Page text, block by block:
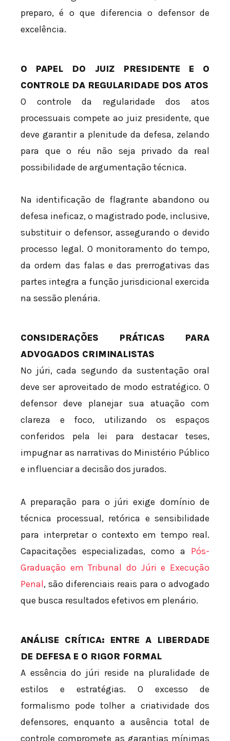
preparo, é o que diferencia o defensor de
excelência.
O PAPEL DO JUIZ PRESIDENTE E O
CONTROLE DA REGULARIDADE DOS ATOS
O controle da regularidade dos atos
processuais compete ao juiz presidente, que
deve garantir a plenitude da defesa, zelando
para que o réu não seja privado da real
possibilidade de argumentação técnica.
Na identificação de flagrante abandono ou
defesa ineficaz, o magistrado pode, inclusive,
substituir o defensor, assegurando o devido
processo legal. O monitoramento do tempo,
da ordem das falas e das prerrogativas das
partes integra a função jurisdicional exercida
na sessão plenária.
CONSIDERAÇÕES PRÁTICAS PARA
ADVOGADOS CRIMINALISTAS
No júri, cada segundo da sustentação oral
deve ser aproveitado de modo estratégico. O
defensor deve planejar sua atuação com
clareza e foco, utilizando os espaços
conferidos pela lei para destacar teses,
impugnar as narrativas do Ministério Público
e influenciar a decisão dos jurados.
A preparação para o júri exige domínio de
técnica processual, retórica e sensibilidade
para interpretar o contexto em tempo real.
Capacitações especializadas, como a Pós-
Graduação em Tribunal do Júri e Execução
Penal, são diferenciais reais para o advogado
que busca resultados efetivos em plenário.
ANÁLISE CRÍTICA: ENTRE A LIBERDADE
DE DEFESA E O RIGOR FORMAL
A essência do júri reside na pluralidade de
estilos e estratégias. O excesso de
formalismo pode tolher a criatividade dos
defensores, enquanto a ausência total de
controle compromete as garantias mínimas